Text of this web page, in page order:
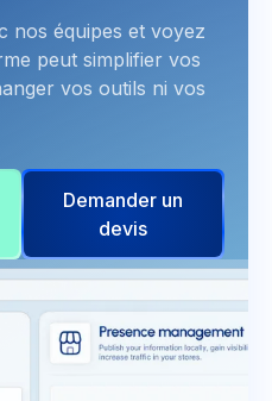
nos équipes et voyez
peut simplifier vos
vos outils ni vos
Demander un
devis